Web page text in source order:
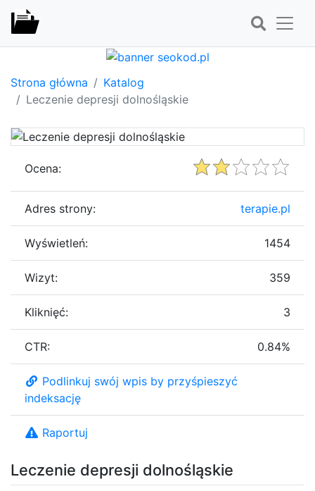
Strona główna
Katalog
Leczenie depresji dolnośląskie
Leczenie depresji dolnośląskie
Ocena:
Adres strony: terapie.pl
Wyświetleń: 1454
Wizyt: 359
Kliknięć: 3
CTR: 0.84%
Podlinkuj swój wpis by przyśpieszyć
indeksację
Raportuj